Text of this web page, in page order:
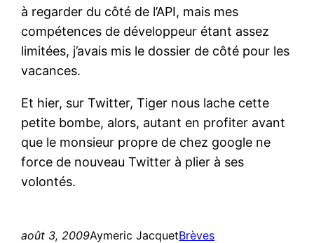
à regarder du côté de l’API, mais mes
compétences de développeur étant assez
limitées, j’avais mis le dossier de côté pour les
vacances.
Et hier, sur Twitter, Tiger nous lache cette
petite bombe, alors, autant en profiter avant
que le monsieur propre de chez google ne
force de nouveau Twitter à plier à ses
volontés.
août 3, 2009Aymeric JacquetBrèves